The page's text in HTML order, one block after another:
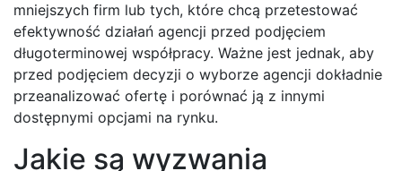
mniejszych firm lub tych, które chcą przetestować
efektywność działań agencji przed podjęciem
długoterminowej współpracy. Ważne jest jednak, aby
przed podjęciem decyzji o wyborze agencji dokładnie
przeanalizować ofertę i porównać ją z innymi
dostępnymi opcjami na rynku.
Jakie są wyzwania